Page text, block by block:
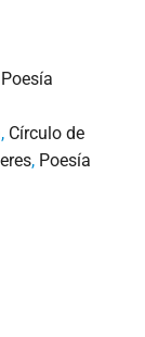
, Círculo de
, Poesía